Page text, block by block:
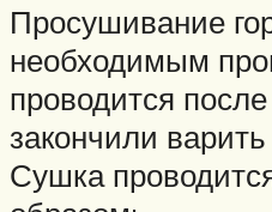
Просушивание
необходимым
проводится после
закончили
Сушка